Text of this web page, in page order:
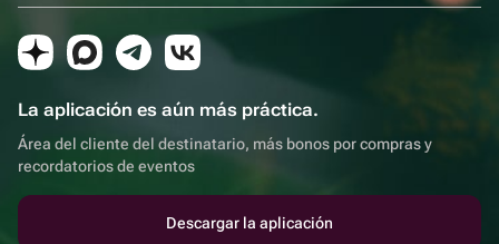
La aplicación es aún más práctica.
Área del cliente del destinatario, más bonos por compras y
recordatorios de eventos
Descargar la aplicación